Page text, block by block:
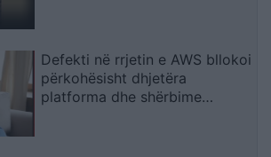
Defekti në rrjetin e AWS bllokoi
përkohësisht dhjetëra
platforma dhe shërbime